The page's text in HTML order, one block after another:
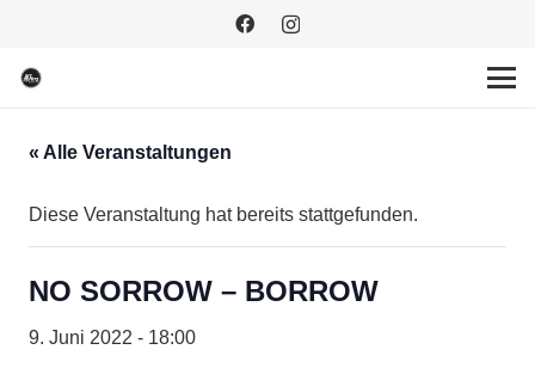
« Alle Veranstaltungen
Diese Veranstaltung hat bereits stattgefunden.
NO SORROW – BORROW
9. Juni 2022 - 18:00